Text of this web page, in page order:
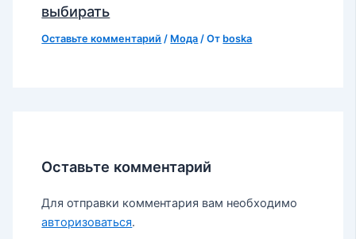
выбирать
Оставьте комментарий / Мода / От boska
Оставьте комментарий
Для отправки комментария вам необходимо
авторизоваться.